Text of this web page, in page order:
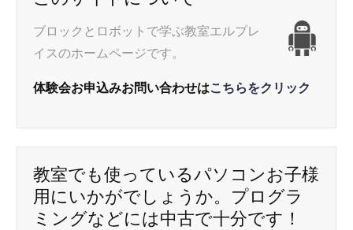
ゲ
ー
シ
ョ
ン
ブロックとロボットで学ぶ教室エルプレ
イスのホームページです。
体験会お申込みお問い合わせはこちらをクリック
教室でも使っているパソコンお子様
用にいかがでしょうか。プログラ
ミングなどには中古で十分です！